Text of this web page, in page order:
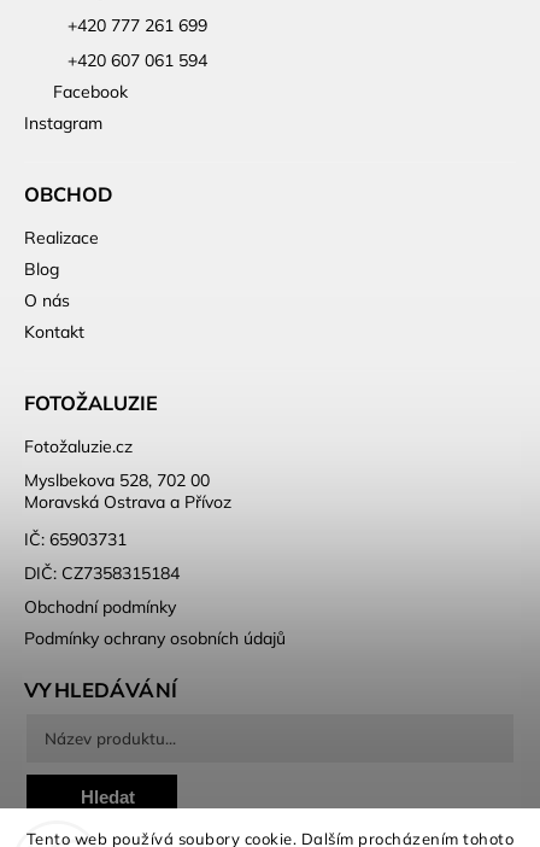
Tento web používá soubory cookie. Dalším procházením tohoto
+420 777 261 699
+420 607 061 594
Facebook
Instagram
OBCHOD
Realizace
Blog
O nás
Kontakt
FOTOŽALUZIE
Fotožaluzie.cz
Myslbekova 528, 702 00
Moravská Ostrava a Přívoz
IČ: 65903731
DIČ: CZ7358315184
Obchodní podmínky
Podmínky ochrany osobních údajů
VYHLEDÁVÁNÍ
Hledat